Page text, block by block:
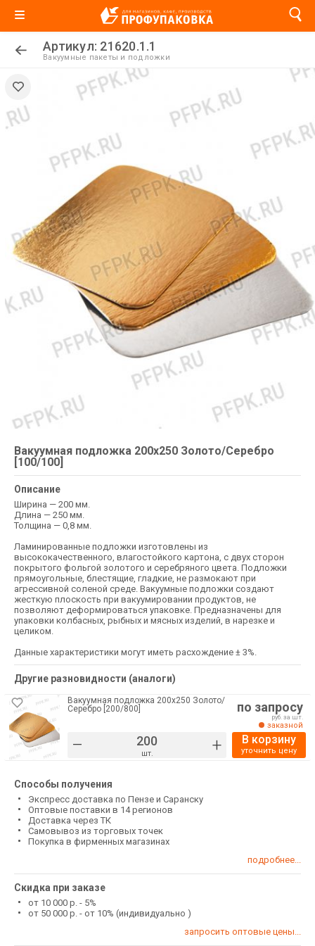
Артикул: 21620.1.1
Вакуумные пакеты и подложки
Вакуумная подложка 200х250 Золото/Серебро
[100/100]
Описание
Ширина — 200 мм.
Длина — 250 мм.
Толщина — 0,8 мм.
Ламинированные подложки изготовлены из
высококачественного, влагостойкого картона, с двух сторон
покрытого фольгой золотого и серебряного цвета. Подложки
прямоугольные, блестящие, гладкие, не размокают при
агрессивной соленой среде. Вакуумные подложки создают
жесткую плоскость при вакуумировании продуктов, не
позволяют деформироваться упаковке. Предназначены для
упаковки колбасных, рыбных и мясных изделий, в нарезке и
целиком.
Данные характеристики могут иметь расхождение ± 3%.
Другие разновидности (аналоги)
Вакуумная подложка 200х250 Золото/
Серебро [200/800]
– шт. +
по запросу
руб. за шт.
заказной
В корзину
уточнить цену
Способы получения
Экспресс доставка по Пензе и Саранску
Оптовые поставки в 14 регионов
Доставка через ТК
Самовывоз из торговых точек
Покупка в фирменных магазинах
подробнее...
Скидка при заказе
от 10 000 р. - 5%
от 50 000 р. - от 10% (индивидуально )
запросить оптовые цены...